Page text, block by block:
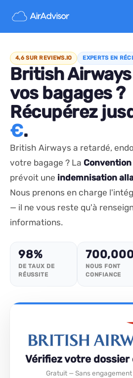
4,6 SUR REVIEWS.IO EXPERTS EN
British
vos bagages ?
Récupérez
€.
British Airways a retardé,
votre bagage ? La
prévoit une indemnisation
Nous prenons en charge
— il ne vous reste qu'à
informations.
98%
DE TAUX DE
RÉUSSITE
NOUS FONT
CONFIANCE
Vérifiez votre dossier
Gratuit — Sans